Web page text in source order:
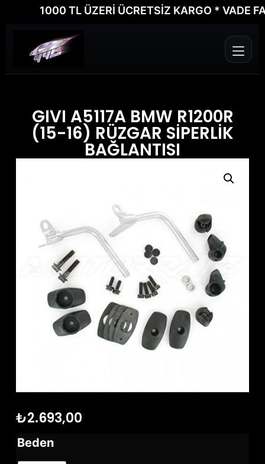
1000 TL ÜZERİ ÜCRETSİZ KARGO * VADE
GIVI A5117A BMW R1200R
(15-16) RÜZGAR SİPERLİK
BAĞLANTISI
₺2.693,00
Beden